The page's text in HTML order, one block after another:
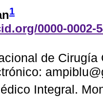
1
0000-0002-
de
Integral.